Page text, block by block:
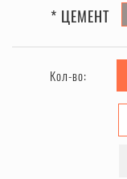
* ЦЕМЕНТ
Кол-во: